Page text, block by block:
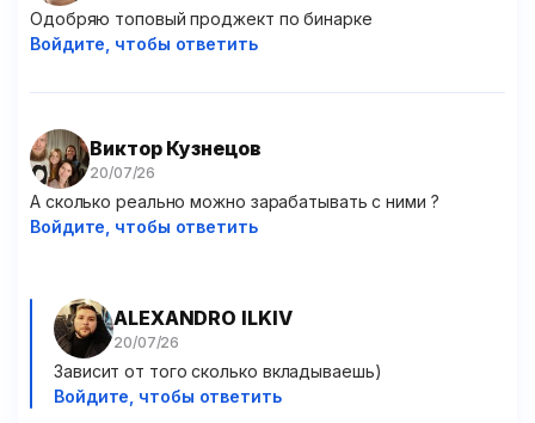
Одобряю топовый проджект по бинарке
Войдите, чтобы ответить
Виктор Кузнецов
А сколько реально можно зарабатывать с ними ?
Войдите, чтобы ответить
ALEXANDRO ILKIV
Зависит от того сколько вкладываешь)
Войдите, чтобы ответить